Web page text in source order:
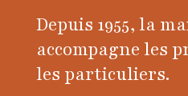
Depuis 1955, la
accompagne les
les particuliers.